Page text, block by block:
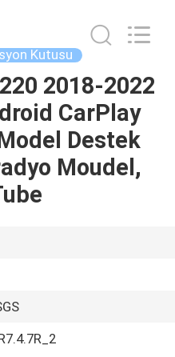
Kutusu
2018-2022
CarPlay
Destek
Moudel,